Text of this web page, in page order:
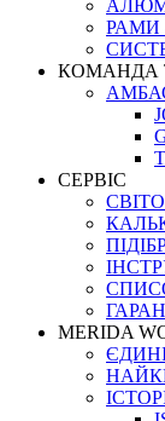
РАМИ
КОМАНДА
СЕРВІС
MERIDA